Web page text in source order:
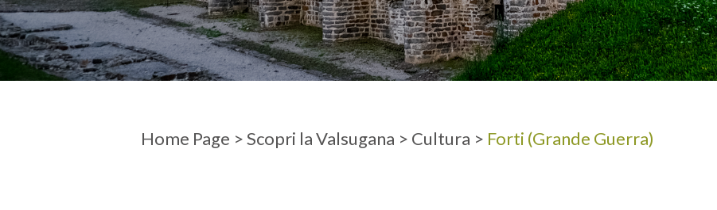
ARRIVO PARTENZA ADULTI
Home Page >Scopri la Valsugana > Cultura > Forti (Grande Guerra)